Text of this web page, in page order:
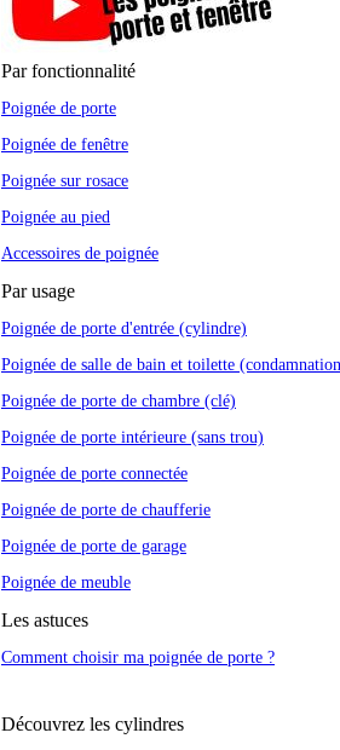
Par fonctionnalité
Poignée de porte
Poignée de fenêtre
Poignée sur rosace
Poignée au pied
Accessoires de poignée
Par usage
Poignée de porte d'entrée (cylindre)
Poignée de salle de bain et toilette
Poignée de porte de chambre (clé)
Poignée de porte intérieure (sans trou)
Poignée de porte connectée
Poignée de porte de chaufferie
Poignée de porte de garage
Poignée de meuble
Les astuces
Comment choisir ma poignée de porte ?
Découvrez les cylindres